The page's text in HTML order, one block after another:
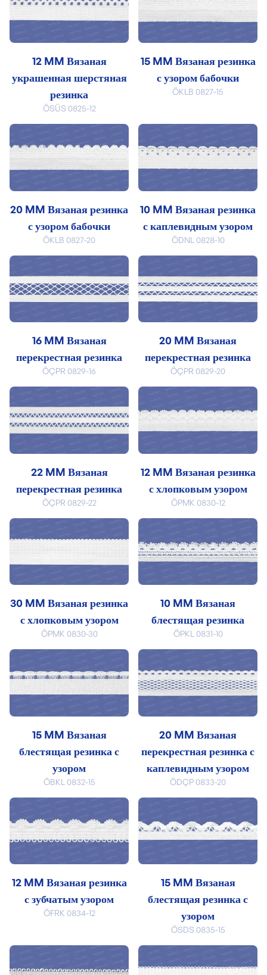
12 MM Вязаная
украшенная шерстяная
резинка
ÖSÜS 0825-12
15 MM Вязаная резинка
с узором бабочки
ÖKLB 0827-15
20 MM Вязаная резинка
с узором бабочки
ÖKLB 0827-20
10 MM Вязаная резинка
с каплевидным узором
ÖDNL 0828-10
16 MM Вязаная
перекрестная резинка
ÖÇPR 0829-16
20 MM Вязаная
перекрестная резинка
ÖÇPR 0829-20
22 MM Вязаная
перекрестная резинка
ÖÇPR 0829-22
12 MM Вязаная резинка
с хлопковым узором
ÖPMK 0830-12
30 MM Вязаная резинка
с хлопковым узором
ÖPMK 0830-30
10 MM Вязаная
блестящая резинка
ÖPKL 0831-10
15 MM Вязаная
блестящая резинка с
узором
ÖBKL 0832-15
20 MM Вязаная
перекрестная резинка с
каплевидным узором
ÖDÇP 0833-20
12 MM Вязаная резинка
с зубчатым узором
ÖFRK 0834-12
15 MM Вязаная
блестящая резинка с
узором
ÖSDS 0835-15